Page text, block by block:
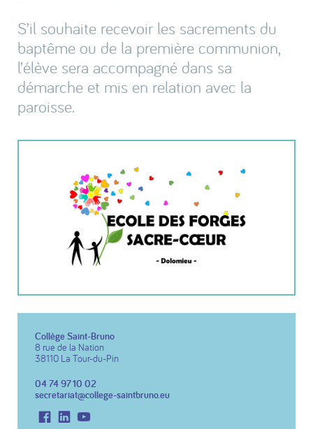
S’il souhaite recevoir les sacrements du
baptême ou de la première communion,
l’élève sera accompagné dans sa
démarche et mis en relation avec la
paroisse.
Collège Saint-Bruno
8 rue de la Nation
38110 La Tour-du-Pin
04 74 97 10 02
secretariat@college-saintbruno.eu
FacebookLinkedIn